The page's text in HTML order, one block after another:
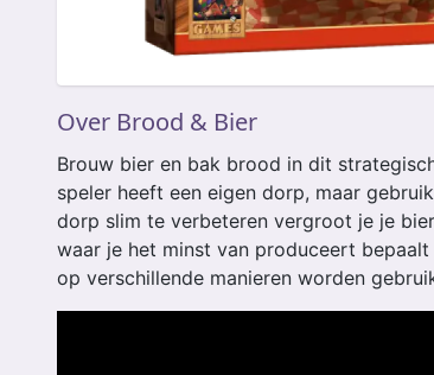
Over Brood & Bier
Brouw bier en bak brood in dit
speler heeft een eigen dorp, maar
dorp slim te verbeteren vergroot je je
waar je het minst van produceert
op verschillende manieren worden